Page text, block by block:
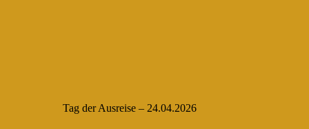
Tag der Ausreise – 24.04.2026